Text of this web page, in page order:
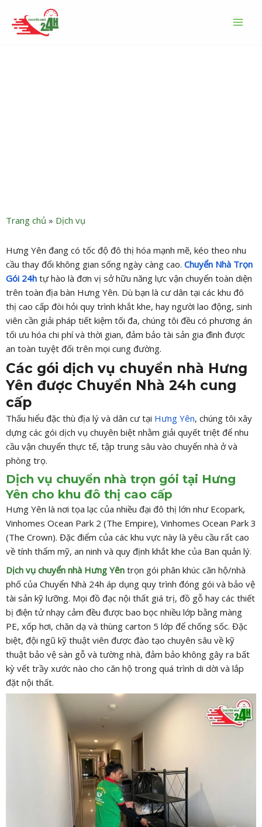
Trang chủ » Dịch vụ
Hưng Yên đang có tốc độ đô thị hóa mạnh mẽ, kéo theo nhu
cầu thay đổi không gian sống ngày càng cao. Chuyển Nhà Trọn
Gói 24h tự hào là đơn vị sở hữu năng lực vận chuyển toàn diện
trên toàn địa bàn Hưng Yên. Dù bạn là cư dân tại các khu đô
thị cao cấp đòi hỏi quy trình khắt khe, hay người lao động, sinh
viên cần giải pháp tiết kiệm tối đa, chúng tôi đều có phương án
tối ưu hóa chi phí và thời gian, đảm bảo tài sản gia đình được
an toàn tuyệt đối trên mọi cung đường.
Các gói dịch vụ chuyển nhà Hưng
Yên được Chuyển Nhà 24h cung
cấp
Thấu hiểu đặc thù địa lý và dân cư tại Hưng Yên, chúng tôi xây
dựng các gói dịch vụ chuyên biệt nhằm giải quyết triệt để nhu
cầu vận chuyển thực tế, tập trung sâu vào chuyển nhà ở và
phòng trọ.
Dịch vụ chuyển nhà trọn gói tại Hưng
Yên cho khu đô thị cao cấp
Hưng Yên là nơi tọa lạc của nhiều đại đô thị lớn như Ecopark,
Vinhomes Ocean Park 2 (The Empire), Vinhomes Ocean Park 3
(The Crown). Đặc điểm của các khu vực này là yêu cầu rất cao
về tính thẩm mỹ, an ninh và quy định khắt khe của Ban quản lý.
Dịch vụ chuyển nhà Hưng Yên trọn gói phân khúc căn hộ/nhà
phố của Chuyển Nhà 24h áp dụng quy trình đóng gói và bảo vệ
tài sản kỹ lưỡng. Mọi đồ đạc nội thất giá trị, đồ gỗ hay các thiết
bị điện tử nhạy cảm đều được bao bọc nhiều lớp bằng màng
PE, xốp hơi, chăn dạ và thùng carton 5 lớp để chống sốc. Đặc
biệt, đội ngũ kỹ thuật viên được đào tạo chuyên sâu về kỹ
thuật bảo vệ sàn gỗ và tường nhà, đảm bảo không gây ra bất
kỳ vết trầy xước nào cho căn hộ trong quá trình di dời và lắp
đặt nội thất.